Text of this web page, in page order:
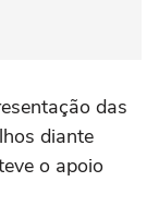
das
diante
o apoio